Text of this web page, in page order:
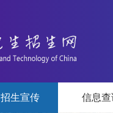
招生宣传 信息查